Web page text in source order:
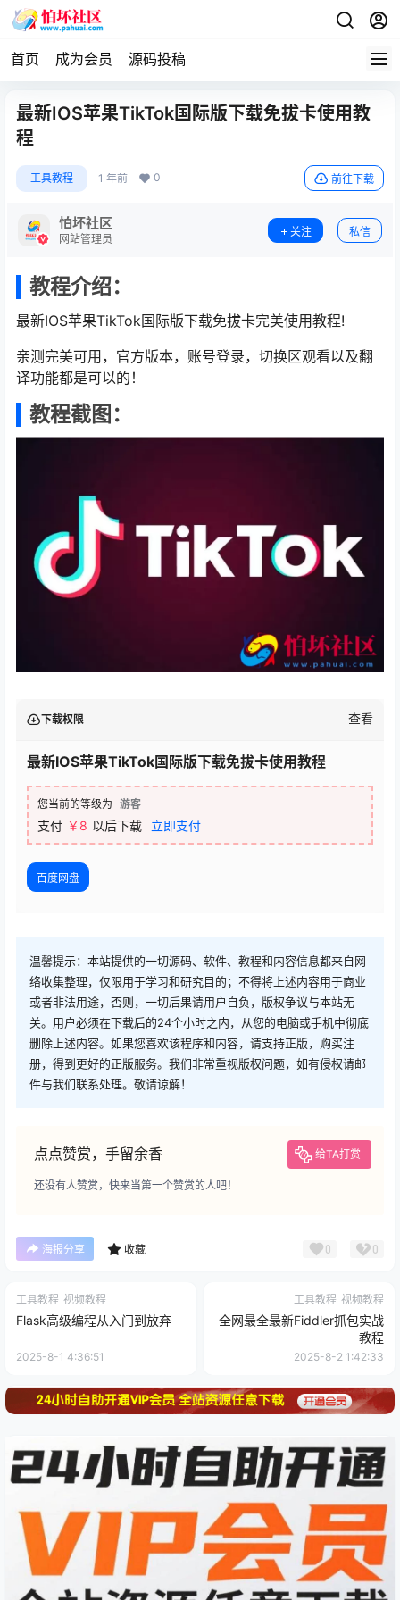
首页 成为会员 源码投稿
最新IOS苹果TikTok国际版下载免拔卡使用教
程
工具教程 1 年前 0 前往下载
怕坏社区
网站管理员
关注 私信
教程介绍：
最新IOS苹果TikTok国际版下载免拔卡完美使用教程!
亲测完美可用，官方版本，账号登录，切换区观看以及翻
译功能都是可以的！
教程截图：
下载权限 查看
最新IOS苹果TikTok国际版下载免拔卡使用教程
您当前的等级为 游客
支付 ￥8 以后下载 立即支付
百度网盘
温馨提示：本站提供的一切源码、软件、教程和内容信息都来自网
络收集整理，仅限用于学习和研究目的；不得将上述内容用于商业
或者非法用途，否则，一切后果请用户自负，版权争议与本站无
关。用户必须在下载后的24个小时之内，从您的电脑或手机中彻底
删除上述内容。如果您喜欢该程序和内容，请支持正版，购买注
册，得到更好的正版服务。我们非常重视版权问题，如有侵权请邮
件与我们联系处理。敬请谅解！
点点赞赏，手留余香 给TA打赏
还没有人赞赏，快来当第一个赞赏的人吧！
海报分享 收藏 0 0
工具教程 视频教程
Flask高级编程从入门到放弃
2025-8-1 4:36:51
工具教程 视频教程
全网最全最新Fiddler抓包实战
教程
2025-8-2 1:42:33